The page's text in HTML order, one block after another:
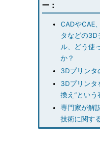
ー：
CADやCAE
タなどの3D
ル、どう使
か？
3Dプリンタ
3Dプリンタ
換え”とい
専門家が解
技術に関す